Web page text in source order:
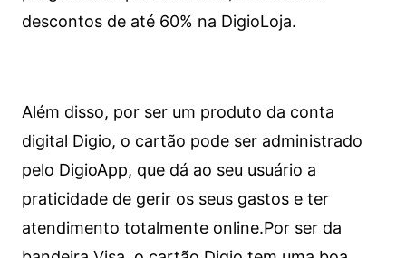
descontos de até 60% na DigioLoja.
Além disso, por ser um produto da conta
digital Digio, o cartão pode ser administrado
pelo DigioApp, que dá ao seu usuário a
praticidade de gerir os seus gastos e ter
atendimento totalmente online.Por ser da